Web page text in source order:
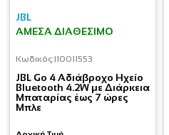
JBL
ΆΜΕΣΑ ΔΙΑΘΈΣΙΜΟ
Κωδικός:I10011553
JBL Go 4 Αδιάβροχο Ηχείο
Bluetooth 4.2W με Διάρκεια
Μπαταρίας έως 7 ώρες
Μπλε